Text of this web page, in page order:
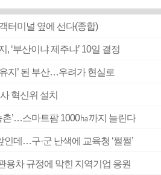
터미널 옆에 선다(종합)
‘부산이냐 제주냐’ 10일 결정
지’ 된 부산…우려가 현실로
혁신위 설치
촌’…스마트팜 1000㏊까지 늘린다
데…구·군 난색에 교육청 ‘쩔쩔’
차 규정에 막힌 지역기업 응원